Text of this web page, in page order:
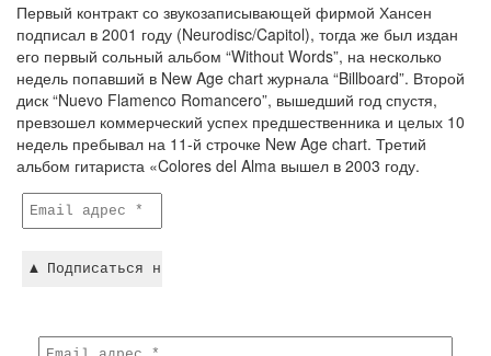
Первый контракт со звукозаписывающей фирмой Хансен
подписал в 2001 году (Neurodisc/Capitol), тогда же был издан
его первый сольный альбом “Without Words”, на несколько
недель попавший в New Age chart журнала “Billboard”. Второй
диск “Nuevo Flamenco Romancero”, вышедший год спустя,
превзошел коммерческий успех предшественника и целых 10
недель пребывал на 11-й строчке New Age chart. Третий
альбом гитариста «Colores del Alma вышел в 2003 году.